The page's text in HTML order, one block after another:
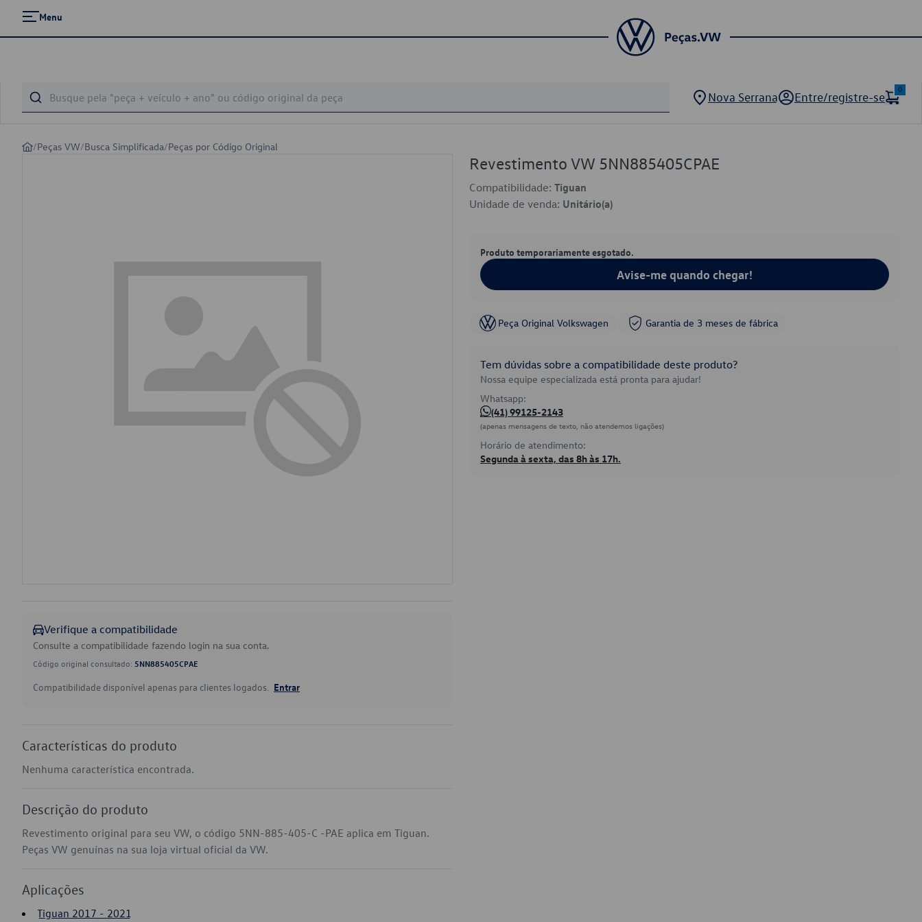
Menu
Nova Serrana Entre/registre-se
0
/Peças VW/Busca Simplificada/Peças por Código Original
Verifique a compatibilidade
Consulte a compatibilidade fazendo login na sua conta.
Código original consultado: 5NN885405CPAE
Compatibilidade disponível apenas para clientes logados. Entrar
Características do produto
Nenhuma característica encontrada.
Descrição do produto
Revestimento original para seu VW, o código 5NN-885-405-C -PAE aplica em Tiguan.
Peças VW genuínas na sua loja virtual oficial da VW.
Aplicações
Tiguan 2017 - 2021
Revestimento VW 5NN885405CPAE
Compatibilidade: Tiguan
Unidade de venda: Unitário(a)
Produto temporariamente esgotado.
Avise-me quando chegar!
Peça Original Volkswagen Garantia de 3 meses de fábrica
Tem dúvidas sobre a compatibilidade deste produto?
Nossa equipe especializada está pronta para ajudar!
Whatsapp:
(41) 99125-2143
(apenas mensagens de texto, não atendemos ligações)
Horário de atendimento:
Segunda à sexta, das 8h às 17h.